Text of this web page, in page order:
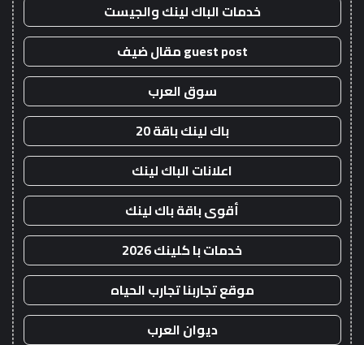
خدمات الباك لينك والجيست
guest post مقال ضيف
سوق العرب
باك لينك باقة 20
اعلانات الباك لينك
أقوى باقة باك لينك
خدمات با كلينك 2026
موقع تجاربنا تجارب الحياه
ديوان العرب